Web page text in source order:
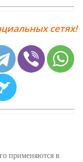
сетях!
применяются в